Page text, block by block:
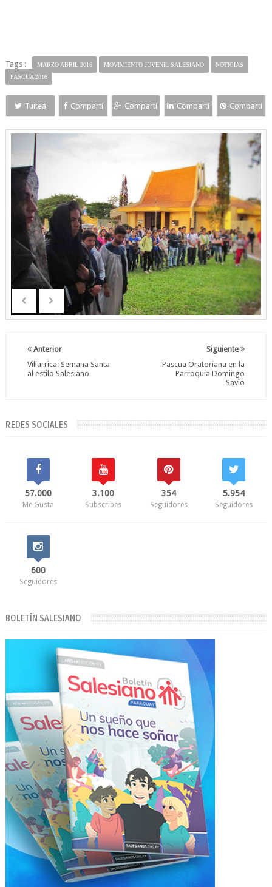
Tags : MARZO ABRIL 2016 MOVIMIENTO JUVENIL SALESIANO
NOTICIAS
PASCUA 2016
Tuiteá Compartí Compartí Compartí Compartí
Siguiente
Pascua Oratoriana en la
Parroquia Domingo
Savio
Anterior
Villarrica: Semana Santa
al estilo Salesiano
REDES SOCIALES
57.000
Me Gusta
3.100
Subscribes
354
Seguidores
5.954
Seguidores
600
Seguidores
BOLETÍN SALESIANO